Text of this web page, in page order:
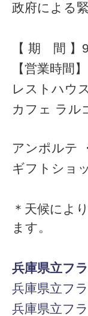
政府による
【 期 間 】
【営業時間】
レストハウ
カフェ ラ
アンポルテ
ギフトショ
＊天候によ
ます。
兵庫県立フ
兵庫県立フ
兵庫県立フ